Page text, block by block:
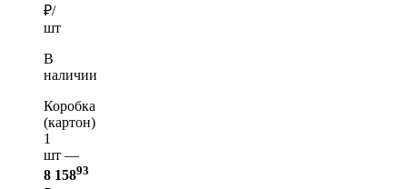
₽/
шт
В
наличии
Коробка
(картон)
1
шт —
8 15893